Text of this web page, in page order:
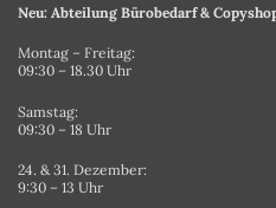
Neu: Abteilung Bürobedarf &
Montag – Freitag:
09:30 – 18.30 Uhr
Samstag:
09:30 – 18 Uhr
24. & 31. Dezember:
9:30 – 13 Uhr